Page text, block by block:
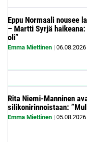
Eppu Normaali nousee
– Martti Syrjä
oli”
Emma Miettinen | 06.08.2026
Rita Niemi-Manninen
silikonirinnoistaan:
Emma Miettinen | 05.08.2026